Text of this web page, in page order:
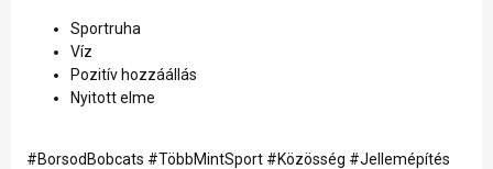
Sportruha
Víz
Pozitív hozzáállás
Nyitott elme
#BorsodBobcats #TöbbMintSport #Közösség #Jellemépítés